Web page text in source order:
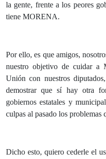
la gente, frente a los peores
tiene MORENA.
Por ello, es que amigos,
nuestro objetivo de cuidar a
Unión con nuestros
demostrar que sí hay otra
gobiernos estatales y
culpas al pasado los problemas
Dicho esto, quiero cederle el